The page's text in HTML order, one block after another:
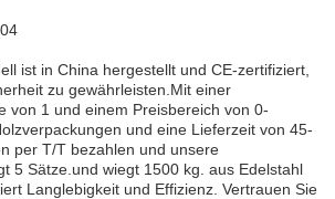
ist in China hergestellt und CE-zertifiziert,
zu gewährleisten.Mit einer
von 1 und einem Preisbereich von 0-
und eine Lieferzeit von 45-
per T/T bezahlen und unsere
5 Sätze.und wiegt 1500 kg. aus Edelstahl
Langlebigkeit und Effizienz. Vertrauen Sie